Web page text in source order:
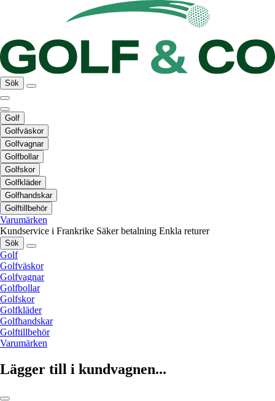
Sök
Golf
Golfväskor
Golfvagnar
Golfbollar
Golfskor
Golfkläder
Golfhandskar
Golftillbehör
Varumärken
Kundservice i Frankrike Säker betalning Enkla returer
Sök
Golf
Golfväskor
Golfvagnar
Golfbollar
Golfskor
Golfkläder
Golfhandskar
Golftillbehör
Varumärken
Lägger till i kundvagnen...